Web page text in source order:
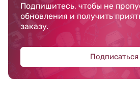
Подпишитесь, чтобы не
обновления и получить
заказу.
Подписаться